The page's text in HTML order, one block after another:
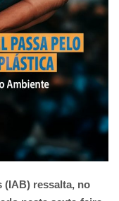
ressalta, no